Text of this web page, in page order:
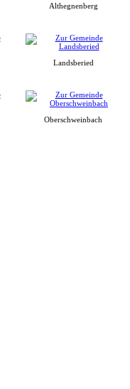
Althegnenberg
Landsberied
Oberschweinbach